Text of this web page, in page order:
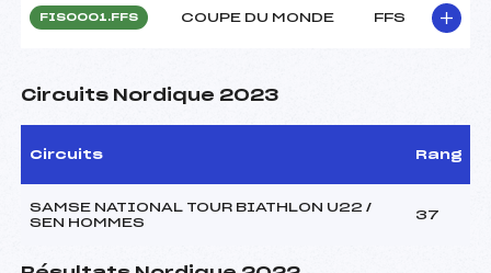
FIS0001.FFS COUPE DU MONDE FFS
Circuits Nordique 2023
Circuits Rang
SAMSE NATIONAL TOUR BIATHLON U22 /
SEN HOMMES
37